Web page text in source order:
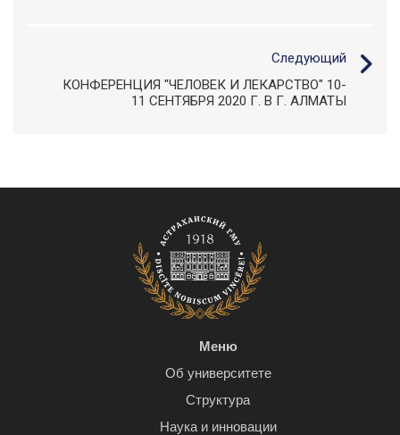
Следующий
КОНФЕРЕНЦИЯ "ЧЕЛОВЕК И ЛЕКАРСТВО" 10-
11 СЕНТЯБРЯ 2020 Г. В Г. АЛМАТЫ
Меню
Об университете
Структура
Наука и инновации